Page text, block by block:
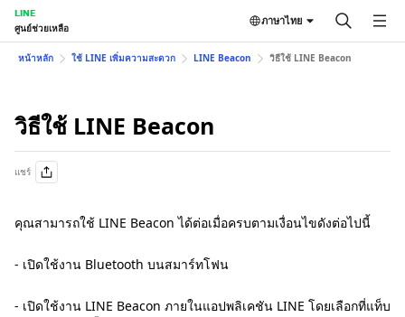
LINE
ศูนย์ช่วยเหลือ
ภาษาไทย
หน้าหลัก ใช้ LINE เพิ่มความสะดวก LINE Beacon วิธีใช้ LINE Beacon
วิธีใช้ LINE Beacon
แชร์
คุณสามารถใช้ LINE Beacon ได้ต่อเมื่อครบตามเงื่อนไขดังต่อไปนี้
- เปิดใช้งาน Bluetooth บนสมาร์ทโฟน
- เปิดใช้งาน LINE Beacon ภายในแอปพลิเคชัน LINE โดยเลือกที่แท็บ